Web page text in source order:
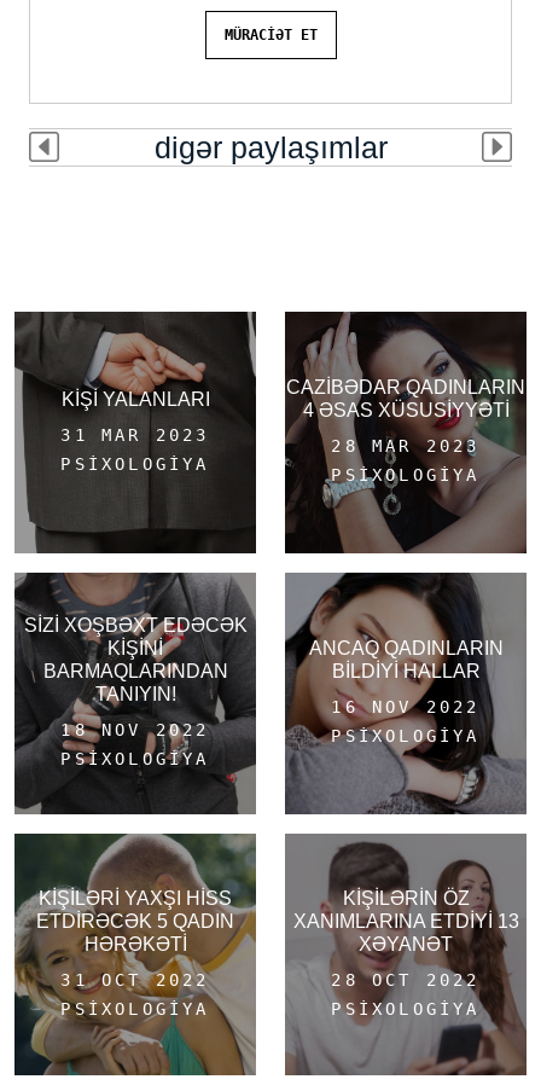
MÜRACİƏT ET
digər paylaşımlar
KİŞİ YALANLARI
31 MAR 2023
PSIXOLOGIYA
CAZİBƏDAR QADINLARIN
4 ƏSAS XÜSUSİYYƏTİ
28 MAR 2023
PSIXOLOGIYA
SİZİ XOŞBƏXT EDƏCƏK
KİŞİNİ
BARMAQLARINDAN
TANIYIN!
18 NOV 2022
PSIXOLOGIYA
ANCAQ QADINLARIN
BİLDİYİ HALLAR
16 NOV 2022
PSIXOLOGIYA
KİŞİLƏRİ YAXŞI HİSS
ETDİRƏCƏK 5 QADIN
HƏRƏKƏTİ
31 OCT 2022
PSIXOLOGIYA
KİŞİLƏRİN ÖZ
XANIMLARINA ETDİYİ 13
XƏYANƏT
28 OCT 2022
PSIXOLOGIYA